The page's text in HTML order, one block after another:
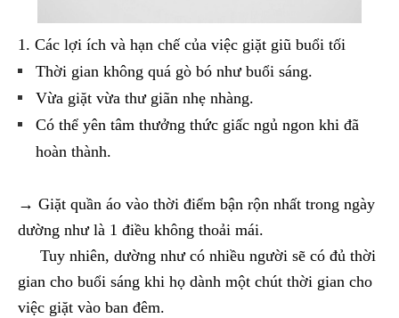
1. Các lợi ích và hạn chế của việc giặt giũ buổi tối
Thời gian không quá gò bó như buổi sáng.
Vừa giặt vừa thư giãn nhẹ nhàng.
Có thể yên tâm thưởng thức giấc ngủ ngon khi đã
hoàn thành.
→ Giặt quần áo vào thời điểm bận rộn nhất trong ngày
dường như là 1 điều không thoải mái.
Tuy nhiên, dường như có nhiều người sẽ có đủ thời
gian cho buổi sáng khi họ dành một chút thời gian cho
việc giặt vào ban đêm.